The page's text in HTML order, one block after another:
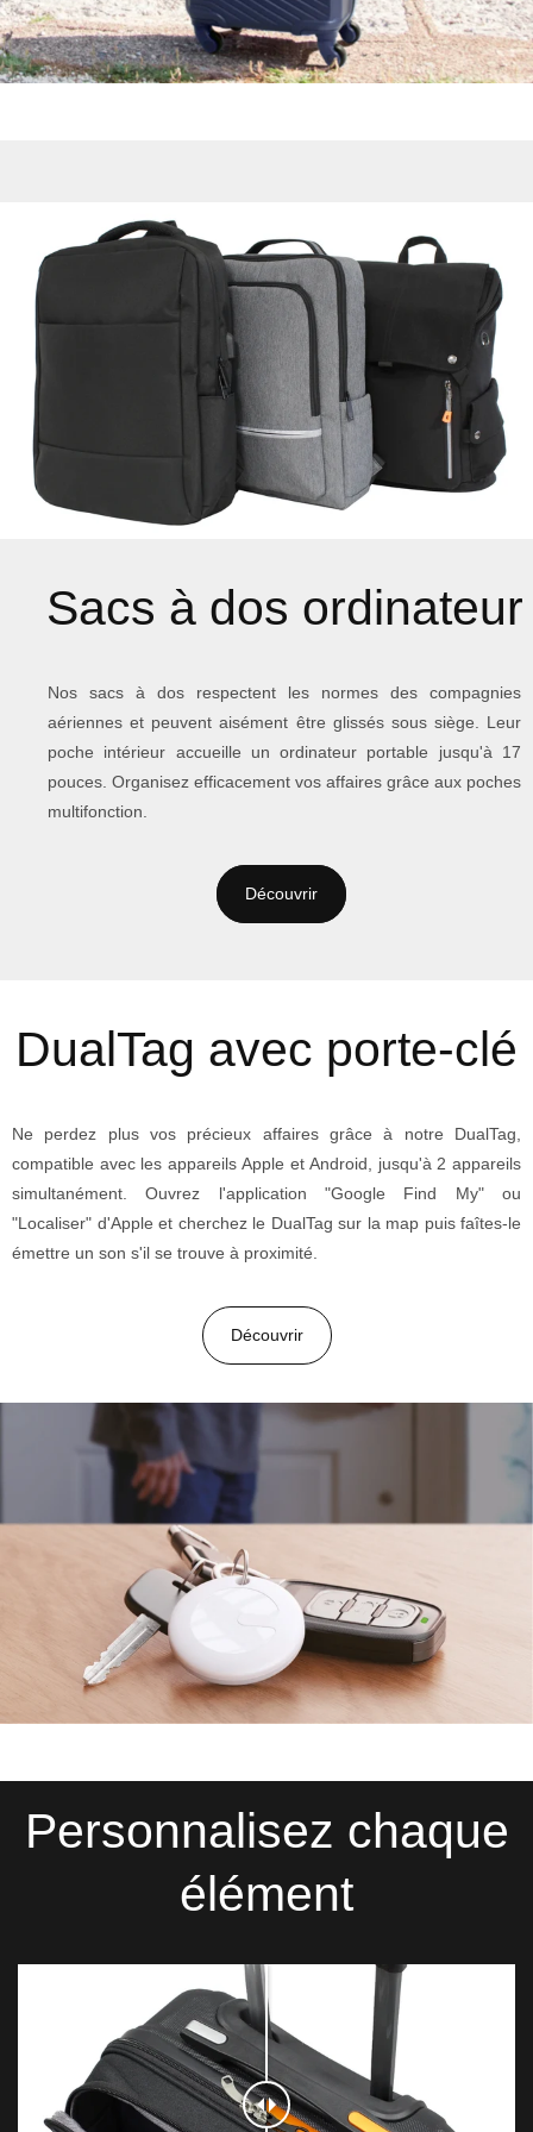
Sacs à dos ordinateur
Nos sacs à dos respectent les normes des compagnies
aériennes et peuvent aisément être glissés sous siège. Leur
poche intérieur accueille un ordinateur portable jusqu'à 17
pouces. Organisez efficacement vos affaires grâce aux poches
multifonction.
Découvrir
DualTag avec porte-clé
Ne perdez plus vos précieux affaires grâce à notre DualTag,
compatible avec les appareils Apple et Android, jusqu'à 2 appareils
simultanément. Ouvrez l'application "Google Find My" ou
"Localiser" d'Apple et cherchez le DualTag sur la map puis faîtes-le
émettre un son s'il se trouve à proximité.
Découvrir
Personnalisez chaque
élément